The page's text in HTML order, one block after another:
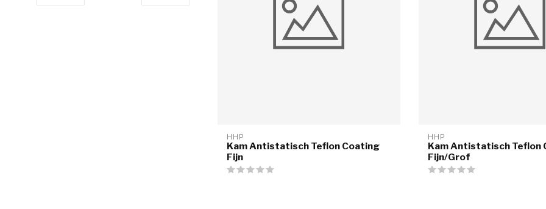
HHP
Kam Antistatisch Teflon Coating
Fijn
HHP
Kam Antistatisch Teflon
Fijn/Grof